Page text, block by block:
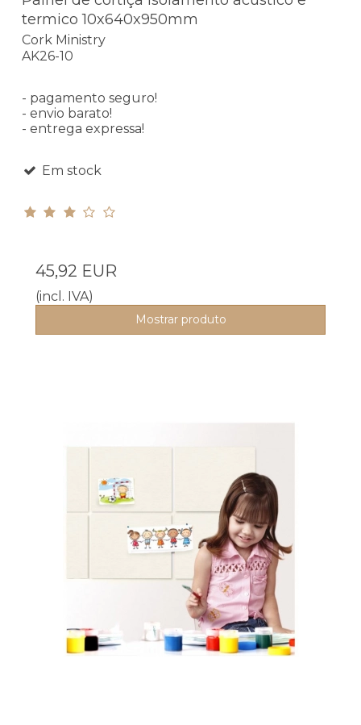
termico 10x640x950mm
Cork Ministry
AK26-10
- pagamento seguro!
- envio barato!
- entrega expressa!
Em stock
45,92 EUR
(incl. IVA)
Mostrar produto